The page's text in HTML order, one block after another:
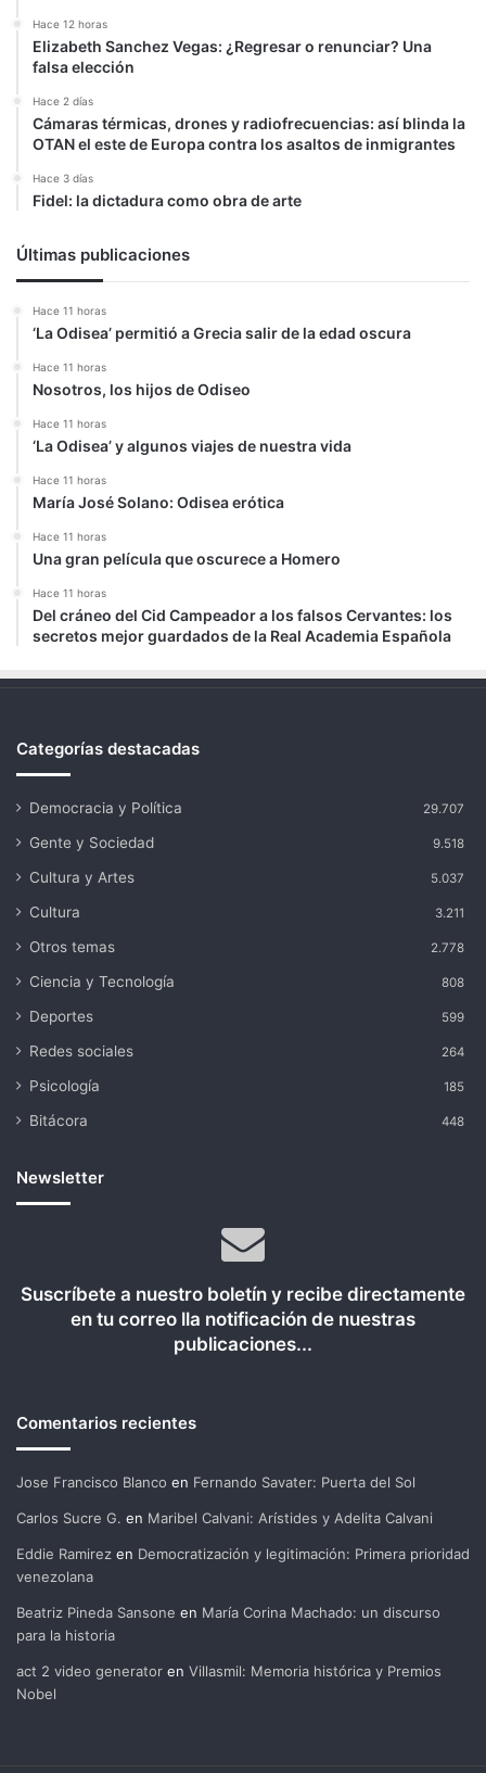
Hace 12 horas
Elizabeth Sanchez Vegas: ¿Regresar o renunciar? Una
falsa elección
Hace 2 días
Cámaras térmicas, drones y radiofrecuencias: así blinda la
OTAN el este de Europa contra los asaltos de inmigrantes
Hace 3 días
Fidel: la dictadura como obra de arte
Últimas publicaciones
Hace 11 horas
‘La Odisea’ permitió a Grecia salir de la edad oscura
Hace 11 horas
Nosotros, los hijos de Odiseo
Hace 11 horas
‘La Odisea’ y algunos viajes de nuestra vida
Hace 11 horas
María José Solano: Odisea erótica
Hace 11 horas
Una gran película que oscurece a Homero
Hace 11 horas
Del cráneo del Cid Campeador a los falsos Cervantes: los
secretos mejor guardados de la Real Academia Española
Categorías destacadas
Democracia y Política 29.707
Gente y Sociedad 9.518
Cultura y Artes 5.037
Cultura 3.211
Otros temas 2.778
Ciencia y Tecnología 808
Deportes 599
Redes sociales 264
Psicología 185
Bitácora 448
Newsletter
Suscríbete a nuestro boletín y recibe directamente
en tu correo lla notificación de nuestras
publicaciones...
Comentarios recientes
Jose Francisco Blanco en Fernando Savater: Puerta del Sol
Carlos Sucre G. en Maribel Calvani: Arístides y Adelita Calvani
Eddie Ramirez en Democratización y legitimación: Primera prioridad
venezolana
Beatriz Pineda Sansone en María Corina Machado: un discurso
para la historia
act 2 video generator en Villasmil: Memoria histórica y Premios
Nobel